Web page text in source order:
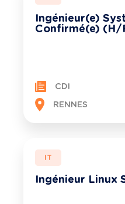
Ingénieur(e)
Confirmé(e) (H/
CDI
RENNES
IT
Ingénieur Linux